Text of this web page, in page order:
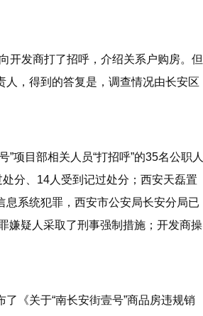
发商打了招呼，介绍关系户购房。但
，得到的答复是，调查情况由长安区
目部相关人员“打招呼”的35名公职人
分、14人受到记过处分；西安天磊置
系统犯罪，西安市公安局长安分局已
嫌疑人采取了刑事强制措施；开发商操
《关于“南长安街壹号”商品房违规销